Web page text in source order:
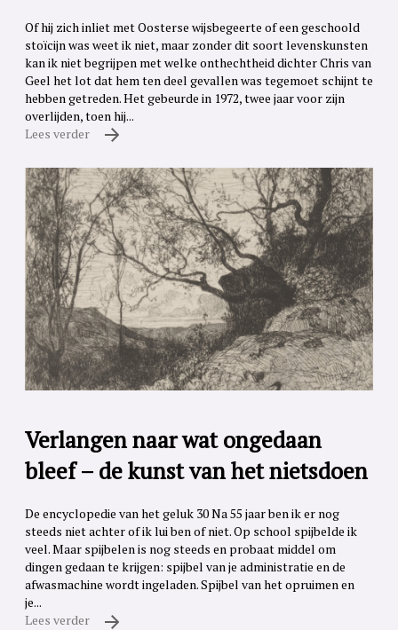
Of hij zich inliet met Oosterse wijsbegeerte of een geschoold
stoïcijn was weet ik niet, maar zonder dit soort levenskunsten
kan ik niet begrijpen met welke onthechtheid dichter Chris van
Geel het lot dat hem ten deel gevallen was tegemoet schijnt te
hebben getreden. Het gebeurde in 1972, twee jaar voor zijn
overlijden, toen hij...
Lees verder
Verlangen naar wat ongedaan
bleef – de kunst van het nietsdoen
De encyclopedie van het geluk 30 Na 55 jaar ben ik er nog
steeds niet achter of ik lui ben of niet. Op school spijbelde ik
veel. Maar spijbelen is nog steeds en probaat middel om
dingen gedaan te krijgen: spijbel van je administratie en de
afwasmachine wordt ingeladen. Spijbel van het opruimen en
je...
Lees verder